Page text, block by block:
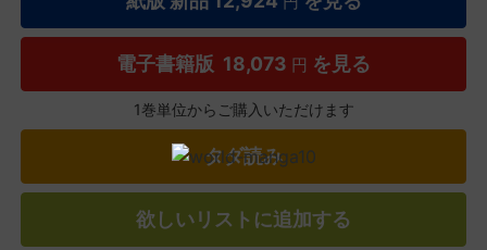
電子書籍版 18,073 円 を見る
1巻単位からご購入いただけます
タダ読み
欲しいリストに追加する